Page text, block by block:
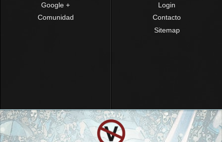
Google +
Comunidad
Login
Contacto
Sitemap